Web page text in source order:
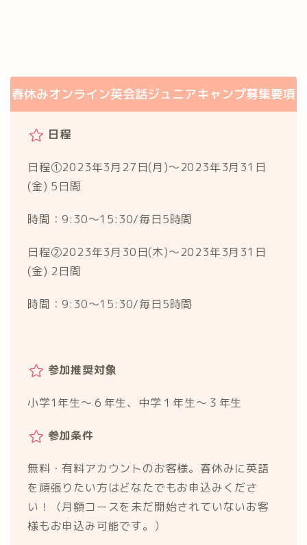
春休みオンライン英会話ジュニアキャンプ募集要項
日程
日程①2023年3月27日(月)～2023年3月31日
(金) 5日間
時間：9:30～15:30/毎日5時間
日程②2023年3月30日(木)～2023年3月31日
(金) 2日間
時間：9:30～15:30/毎日5時間
参加推奨対象
小学1年生～６年生、中学１年生～３年生
参加条件
無料・有料アカウントのお客様。春休みに英語
を頑張りたい方はどなたでもお申込みくださ
い！（月額コースを未だ開始されていないお客
様もお申込み可能です。）